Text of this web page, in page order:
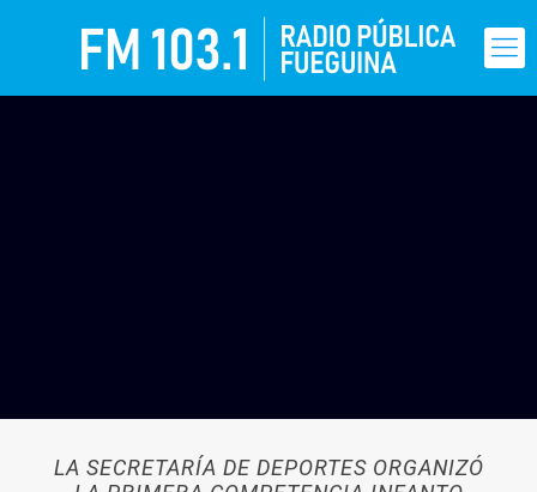
LA SECRETARÍA DE DEPORTES ORGANIZÓ